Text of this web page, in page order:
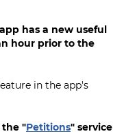
has a new useful
hour prior to the
in the app's
the "Petitions" service